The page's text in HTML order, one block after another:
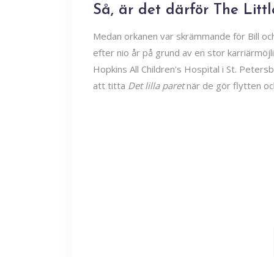
Så, är det därför The
Medan orkanen var skrämmande för Bill
efter nio år på grund av en stor
Hopkins All Children's Hospital i St.
att titta Det lilla paretnär de gör flytten